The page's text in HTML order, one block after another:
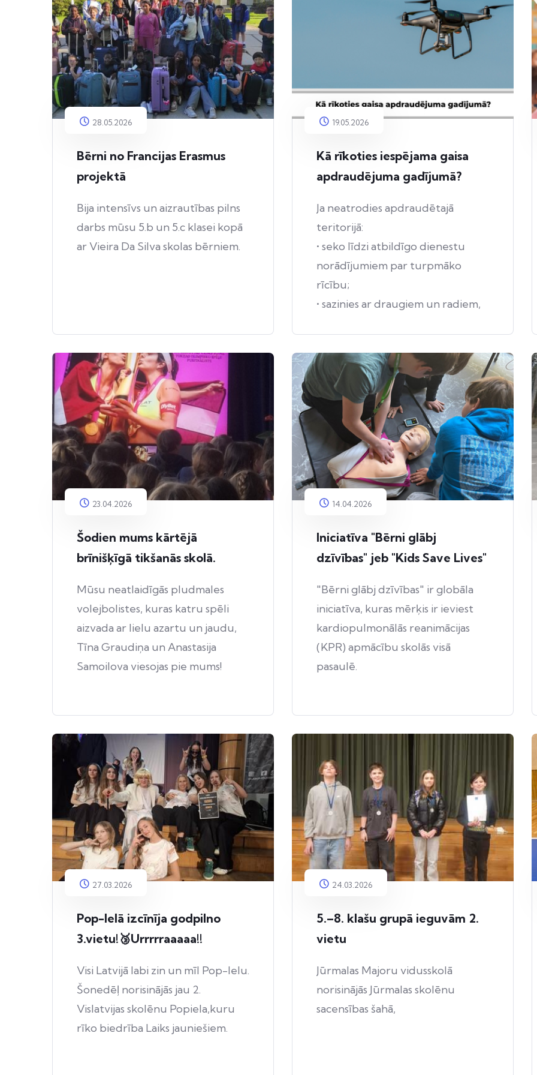
28.05.2026
Bērni no Francijas Erasmus
projektā
Bija intensīvs un aizrautības pilns
darbs mūsu 5.b un 5.c klasei kopā
ar Vieira Da Silva skolas bērniem.
19.05.2026
Kā rīkoties iespējama gaisa
apdraudējuma gadījumā?
Ja neatrodies apdraudētajā
teritorijā:
• seko līdzi atbildīgo dienestu
norādījumiem par turpmāko
rīcību;
• sazinies ar draugiem un radiem,
pārliecinies, ka viņi ir informēti
par apdraudējumu.
23.04.2026
Šodien mums kārtējā
brīnišķīgā tikšanās skolā.
Mūsu neatlaidīgās pludmales
volejbolistes, kuras katru spēli
aizvada ar lielu azartu un jaudu,
Tīna Graudiņa un Anastasija
Samoilova viesojas pie mums!
14.04.2026
Iniciatīva "Bērni glābj
dzīvības" jeb "Kids Save Lives"
"Bērni glābj dzīvības" ir globāla
iniciatīva, kuras mērķis ir ieviest
kardiopulmonālās reanimācijas
(KPR) apmācību skolās visā
pasaulē.
27.03.2026
Pop-Ielā izcīnīja godpilno
3.vietu!🥉Urrrrraaaaa!!
Visi Latvijā labi zin un mīl Pop-Ielu.
Šonedēļ norisinājās jau 2.
Vislatvijas skolēnu Popiela,kuru
rīko biedrība Laiks jauniešiem.
24.03.2026
5.–8. klašu grupā ieguvām 2.
vietu
Jūrmalas Majoru vidusskolā
norisinājās Jūrmalas skolēnu
sacensības šahā,